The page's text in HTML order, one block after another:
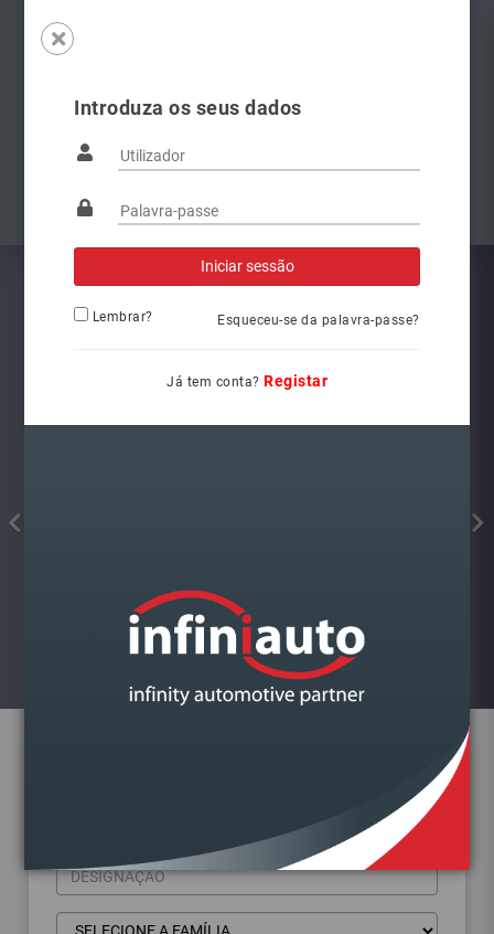
Introduza os seus dados
Lembrar? Esqueceu-se da palavra-passe?
Já tem conta? Registar
Famílias
Visualizar